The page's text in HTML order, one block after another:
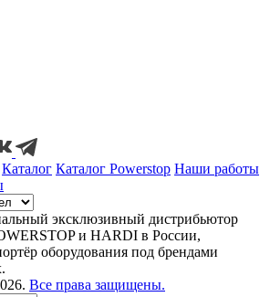
Каталог Каталог Powerstop Наши работы
эксклюзивный дистрибьютор
и HARDI в России,
оборудования под брендами
Все права защищены.